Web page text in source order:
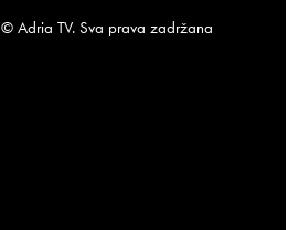
© Adria TV. Sva prava zadržana